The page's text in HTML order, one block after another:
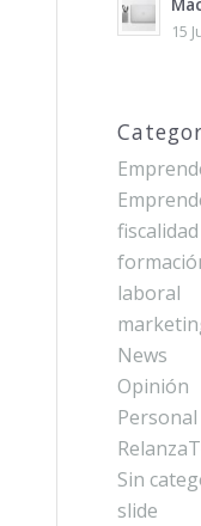
15
fiscalidad
laboral
News
Opinión
Personal
Sin
slide